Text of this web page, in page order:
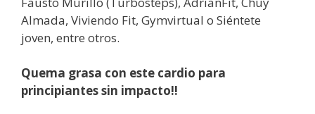
Almada, Viviendo Fit, Gymvirtual o Siéntete
joven, entre otros.
Quema grasa con este cardio para
principiantes sin impacto!!